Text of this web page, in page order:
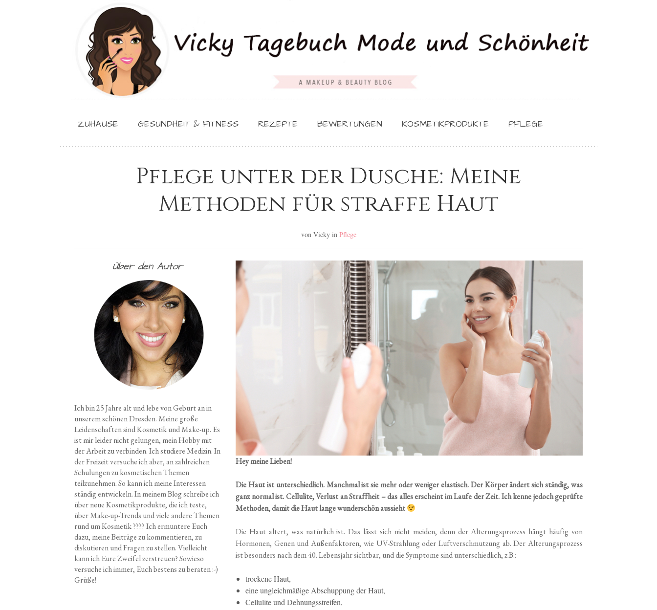
ZUHAUSE GESUNDHEIT & FITNESS REZEPTE BEWERTUNGEN KOSMETIKPRODUKTE PFLEGE
Pflege unter der Dusche: Meine
Methoden für straffe Haut
von Vickyin Pflege
Hey meine Lieben!
Die Haut ist unterschiedlich. Manchmal ist sie mehr oder weniger elastisch. Der Körper ändert sich ständig, was
ganz normal ist. Cellulite, Verlust an Straffheit – das alles erscheint im Laufe der Zeit. Ich kenne jedoch geprüfte
Methoden, damit die Haut lange wunderschön aussieht
Die Haut altert, was natürlich ist. Das lässt sich nicht meiden, denn der Alterungsprozess hängt häufig von
Hormonen, Genen und Außenfaktoren, wie UV-Strahlung oder Luftverschmutzung ab. Der Alterungsprozess
ist besonders nach dem 40. Lebensjahr sichtbar, und die Symptome sind unterschiedlich, z.B.:
trockene Haut,
eine ungleichmäßige Abschuppung der Haut,
Cellulite und Dehnungsstreifen,
Über den Autor
Ich bin 25 Jahre alt und lebe von Geburt an in
unserem schönen Dresden. Meine große
Leidenschaften sind Kosmetik und Make-up. Es
ist mir leider nicht gelungen, mein Hobby mit
der Arbeit zu verbinden. Ich studiere Medizin. In
der Freizeit versuche ich aber, an zahlreichen
Schulungen zu kosmetischen Themen
teilzunehmen. So kann ich meine Interessen
ständig entwickeln. In meinem Blog schreibe ich
über neue Kosmetikprodukte, die ich teste,
über Make-up-Trends und viele andere Themen
rund um Kosmetik ???? Ich ermuntere Euch
dazu, meine Beiträge zu kommentieren, zu
diskutieren und Fragen zu stellen. Vielleicht
kann ich Eure Zweifel zerstreuen? Sowieso
versuche ich immer, Euch bestens zu beraten :-)
Grüße!